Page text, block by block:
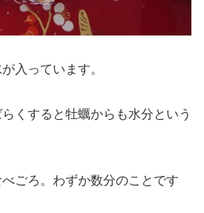
入っています。
くすると牡蠣からも水分という
ごろ。わずか数分のことです